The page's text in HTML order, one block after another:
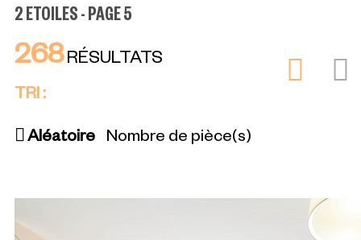
2 ETOILES - PAGE 5
268RÉSULTATS
TRI :
Aléatoire Nombre de pièce(s)